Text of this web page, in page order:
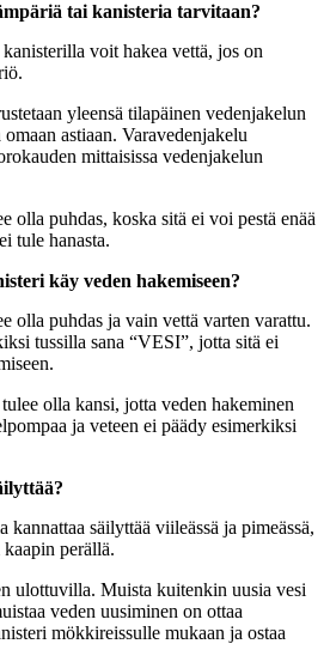
tai kanisteria tarvitaan?
voit hakea vettä, jos on
yleensä tilapäinen vedenjakelun
astiaan. Varavedenjakelu
mittaisissa vedenjakelun
olla puhdas, koska sitä ei voi pestä enää
tule hanasta.
käy veden hakemiseen?
olla puhdas ja vain vettä varten varattu.
tussilla sana “VESI”, jotta sitä ei
olla kansi, jotta veden hakeminen
ja veteen ei päädy esimerkiksi
kannattaa säilyttää viileässä ja pimeässä,
perällä.
ulottuvilla. Muista kuitenkin uusia vesi
veden uusiminen on ottaa
mökkireissulle mukaan ja ostaa